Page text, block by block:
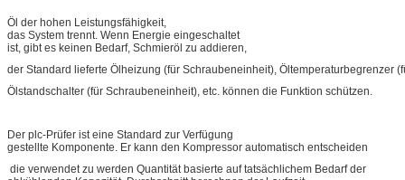
Öl der hohen Leistungsfähigkeit,
das System trennt. Wenn Energie eingeschaltet
ist, gibt es keinen Bedarf, Schmieröl zu addieren,
der Standard lieferte Ölheizung (für Schraubeneinheit), Öltemperaturbegrenzer
Ölstandschalter (für Schraubeneinheit), etc. können die Funktion schützen.
Der plc-Prüfer ist eine Standard zur Verfügung
gestellte Komponente. Er kann den Kompressor automatisch entscheiden
die verwendet zu werden Quantität basierte auf tatsächlichem Bedarf der